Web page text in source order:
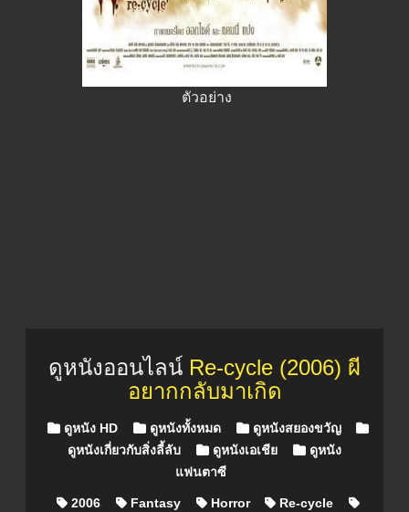
ตัวอย่าง
ดูหนังออนไลน์ Re-cycle (2006) ผี
อยากกลับมาเกิด
Posted in
ดูหนัง HD ดูหนังทั้งหมด
ดูหนังสยองขวัญ
ดูหนังเกี่ยวกับสิ่งลี้ลับ
ดูหนังเอเชีย
ดูหนัง
แฟนตาซี
2006 Fantasy Horror
Re-cycle